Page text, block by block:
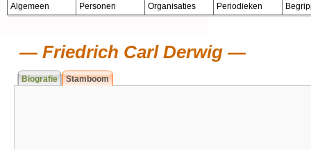
Algemeen Personen Organisaties Periodieken
Friedrich Carl Derwig
Biografie Stamboom